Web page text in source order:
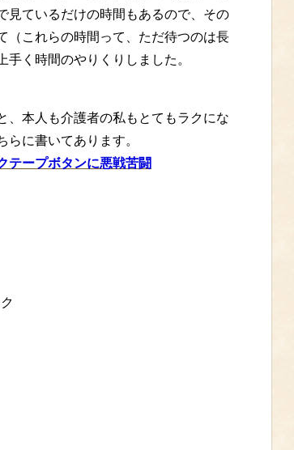
見ているだけの時間もあるので、その
（これらの時間って、ただ待つのは長
く時間のやりくりしました。
、本人も介護者の私もとてもラクにな
に書いてあります。
テープボタンに悪戦苦闘